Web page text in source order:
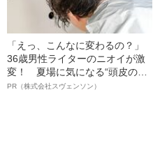
「えっ、こんなに変わるの？」
36歳男性ライターのニオイが激
変！ 夏場に気になる“頭皮のニ
オイ”や“ベタつき”を解消す
PR（株式会社スヴェンソン）